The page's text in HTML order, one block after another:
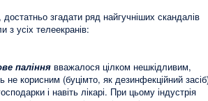
згадати ряд найгучніших скандалів
з усіх телеекранів:
паління вважалося цілком нешкідливим,
корисним (буцімто, як дезинфекційний
і навіть лікарі. При цьому індустрія